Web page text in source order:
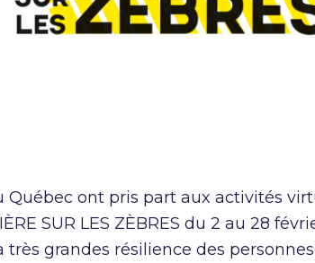
ont pris part aux activités
SUR LES ZÈBRES du 2 au 28
grandes résilience des